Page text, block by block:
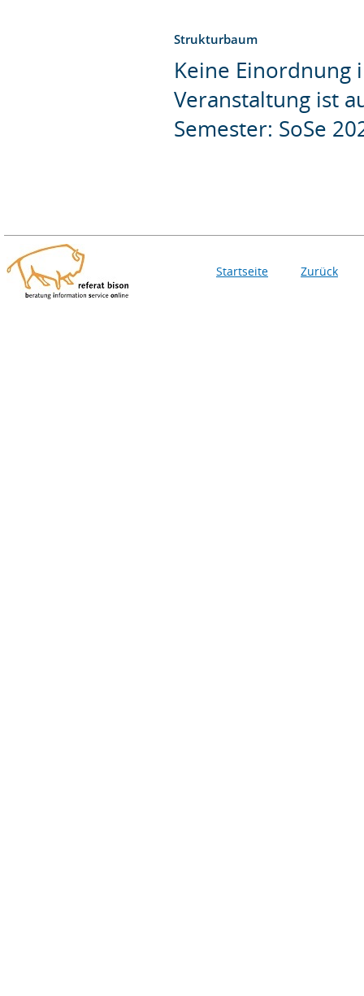
Strukturbaum
Keine Einordnung
Veranstaltung ist
Semester: SoSe
Startseite Zurück